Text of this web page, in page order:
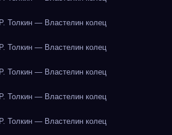
Толкин — Властелин колец
Толкин — Властелин колец
Толкин — Властелин колец
Толкин — Властелин колец
Толкин — Властелин колец